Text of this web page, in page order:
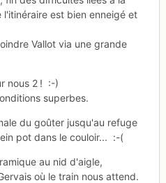
est bien enneigé et
Vallot via une grande
nous 2 ! :-)
superbes.
du goûter jusqu'au refuge
pot dans le couloir... :-(
au nid d'aigle,
où le train nous attend.